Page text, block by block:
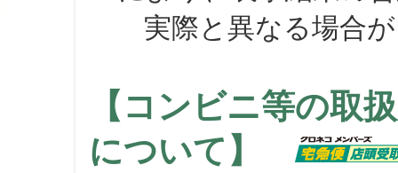
実際と異なる場合が
【コンビニ等の取
について】